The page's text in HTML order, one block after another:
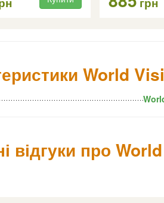
World
відгуки про